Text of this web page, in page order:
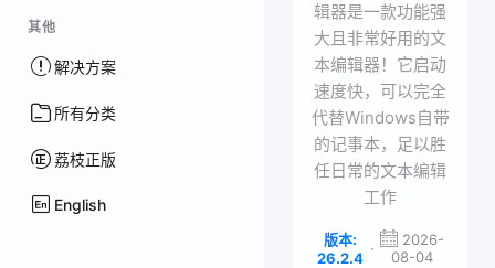
其他
解决方案
所有分类
荔枝正版
English
辑器是一款功能强
大且非常好用的文
本编辑器！它启动
速度快，可以完全
代替Windows自带
的记事本，足以胜
任日常的文本编辑
工作
版本:
26.2.4
·
2026-
08-04